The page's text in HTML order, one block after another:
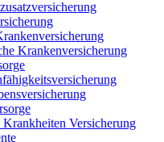
Krankenversicherung
Krankheiten Versicherung